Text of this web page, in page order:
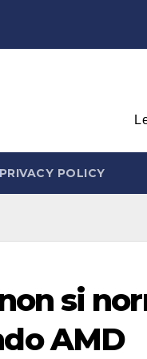
PRIVACY POLICY
si
AMD